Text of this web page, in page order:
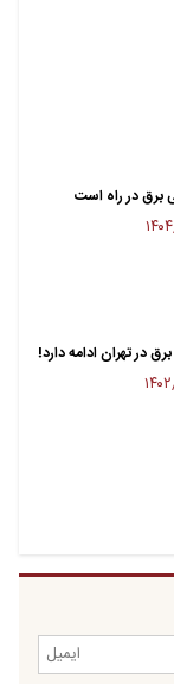
برق در راه است
۲/۸
در تهران ادامه دارد!
۵/۸